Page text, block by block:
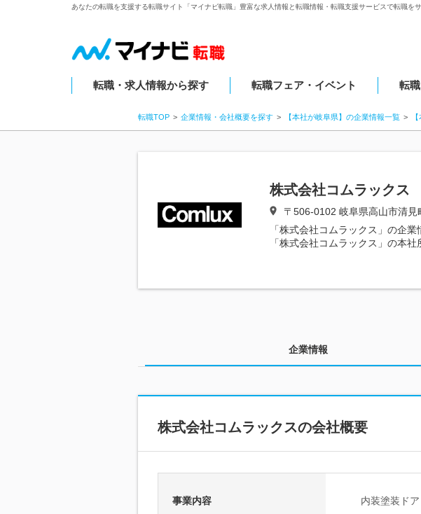
あなたの転職を支援する転職サイト「マイナビ転職」豊富な求人情報と転職情報・転職支援サービスで転職を
転職・求人情報から探す 転職フェア・イベント 転
転職TOP 企業情報・会社概要を探す 【本社が岐阜県】の企業情報一覧
株式会社コムラックス
〒506-0102 岐阜県高山市清見
「株式会社コムラックス」の企業
「株式会社コムラックス」の本
企業情報
株式会社コムラックスの会社概要
事業内容 内装塗装ド